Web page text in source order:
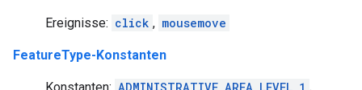
Ereignisse: click , mousemove
FeatureType-Konstanten